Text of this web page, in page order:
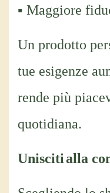
▪ Maggiore
Un prodotto
tue esigenze
rende più
quotidiana.
Uniscitialla